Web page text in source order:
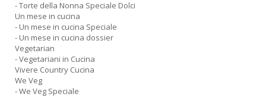
- Torte della Nonna Speciale Dolci
Un mese in cucina
- Un mese in cucina Speciale
- Un mese in cucina dossier
Vegetarian
- Vegetariani in Cucina
Vivere Country Cucina
We Veg
- We Veg Speciale